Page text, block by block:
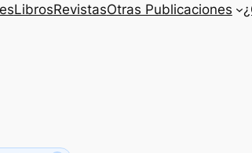
LibrosRevistasOtras Publicaciones